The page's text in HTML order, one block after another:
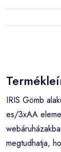
IRIS Gömb
es/3xAA
megtudhatja,